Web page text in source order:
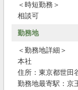
＜時短勤務＞
相談可
勤務地
＜勤務地詳細＞
本社
住所：東京都世田
勤務地最寄駅：京